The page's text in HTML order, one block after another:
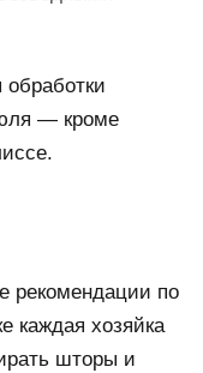
— кроме
рекомендации по
каждая хозяйка
шторы и